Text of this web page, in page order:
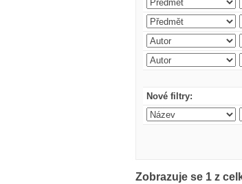
Nové filtry:
Zobrazuje se 1 z